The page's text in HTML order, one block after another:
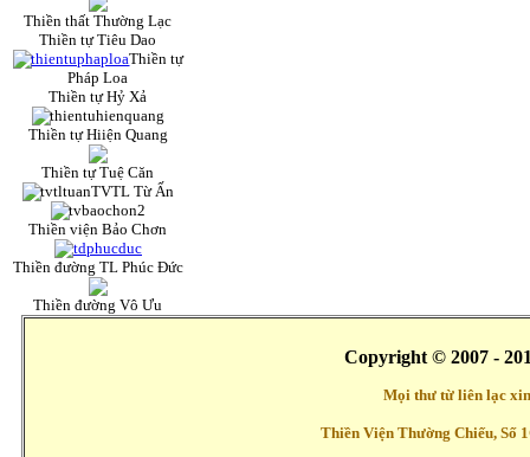
Thiền thất Thường Lạc
Thiền tự Tiêu Dao
Thiền tự
Pháp Loa
Thiền tự Hỷ Xả
Thiền tự Hiiện Quang
Thiền tự Tuệ Căn
TVTL Từ Ấn
Thiền viện Bảo Chơn
Thiền đường TL Phúc Đức
Thiền đường Vô Ưu
Copyright © 2007 -
Mọi thư từ liên lạc
Thiền Viện Thường Chiếu, Số